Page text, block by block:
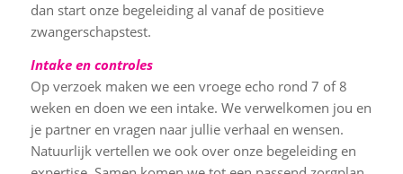
dan start onze begeleiding al vanaf de positieve
zwangerschapstest.
Intake en controles
Op verzoek maken we een vroege echo rond 7 of 8
weken en doen we een intake. We verwelkomen jou en
je partner en vragen naar jullie verhaal en wensen.
Natuurlijk vertellen we ook over onze begeleiding en